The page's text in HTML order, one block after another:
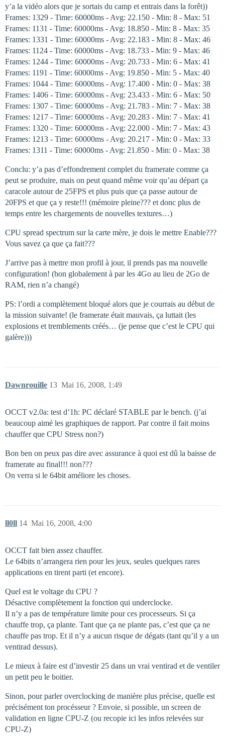
y’a la vidéo alors que je sortais du camp et entrais dans la forêt))
Frames: 1329 - Time: 60000ms - Avg: 22.150 - Min: 8 - Max: 51
Frames: 1131 - Time: 60000ms - Avg: 18.850 - Min: 8 - Max: 35
Frames: 1331 - Time: 60000ms - Avg: 22.183 - Min: 8 - Max: 46
Frames: 1124 - Time: 60000ms - Avg: 18.733 - Min: 9 - Max: 46
Frames: 1244 - Time: 60000ms - Avg: 20.733 - Min: 6 - Max: 41
Frames: 1191 - Time: 60000ms - Avg: 19.850 - Min: 5 - Max: 40
Frames: 1044 - Time: 60000ms - Avg: 17.400 - Min: 0 - Max: 38
Frames: 1406 - Time: 60000ms - Avg: 23.433 - Min: 6 - Max: 50
Frames: 1307 - Time: 60000ms - Avg: 21.783 - Min: 7 - Max: 38
Frames: 1217 - Time: 60000ms - Avg: 20.283 - Min: 7 - Max: 41
Frames: 1320 - Time: 60000ms - Avg: 22.000 - Min: 7 - Max: 43
Frames: 1213 - Time: 60000ms - Avg: 20.217 - Min: 0 - Max: 33
Frames: 1311 - Time: 60000ms - Avg: 21.850 - Min: 0 - Max: 38
Conclu: y’a pas d’effondrement complet du framerate comme ça
peut se produire, mais on peut quand même voir qu’au départ ça
caracole autour de 25FPS et plus puis que ça passe autour de
20FPS et que ça y reste!!! (mémoire pleine??? et donc plus de
temps entre les chargements de nouvelles textures…)
CPU spread spectrum sur la carte mère, je dois le mettre Enable???
Vous savez ça que ça fait???
J’arrive pas à mettre mon profil à jour, il prends pas ma nouvelle
configuration! (bon globalement à par les 4Go au lieu de 2Go de
RAM, rien n’a changé)
PS: l’ordi a complètement bloqué alors que je courrais au début de
la mission suivante! (le framerate était mauvais, ça luttait (les
explosions et tremblements créés… (je pense que c’est le CPU qui
galère)))
Dawnrouille Mai 16, 2008, 1:49
13
OCCT v2.0a: test d’1h: PC déclaré STABLE par le bench. (j’ai
beaucoup aimé les graphiques de rapport. Par contre il fait moins
chauffer que CPU Stress non?)
Bon ben on peux pas dire avec assurance à quoi est dû la baisse de
framerate au final!!! non???
On verra si le 64bit améliore les choses.
ll0ll Mai 16, 2008, 4:00
14
OCCT fait bien assez chauffer.
Le 64bits n’arrangera rien pour les jeux, seules quelques rares
applications en tirent parti (et encore).
Quel est le voltage du CPU ?
Désactive complètement la fonction qui underclocke.
Il n’y a pas de température limite pour ces processeurs. Si ça
chauffe trop, ça plante. Tant que ça ne plante pas, c’est que ça ne
chauffe pas trop. Et il n’y a aucun risque de dégats (tant qu’il y a un
ventirad dessus).
Le mieux à faire est d’investir 25 dans un vrai ventirad et de ventiler
un petit peu le boitier.
Sinon, pour parler overclocking de manière plus précise, quelle est
précisément ton procésseur ? Envoie, si possible, un screen de
validation en ligne CPU-Z (ou recopie ici les infos relevées sur
CPU-Z)